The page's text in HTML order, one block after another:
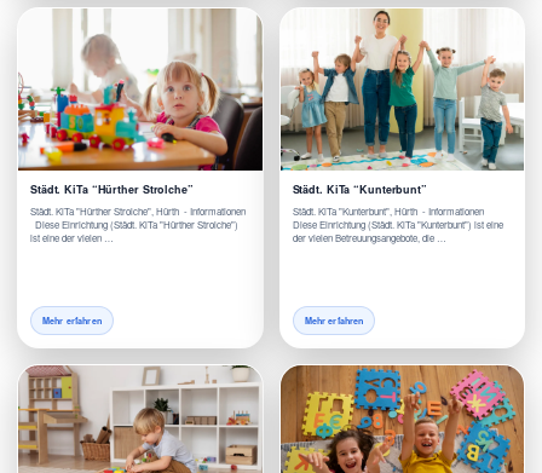
Städt. KiTa “Hürther Strolche”
Städt. KiTa "Hürther Strolche", Hürth - Informationen
Diese Einrichtung (Städt. KiTa "Hürther Strolche")
ist eine der vielen …
Mehr erfahren
Städt. KiTa “Kunterbunt”
Städt. KiTa "Kunterbunt", Hürth - Informationen
Diese Einrichtung (Städt. KiTa "Kunterbunt") ist eine
der vielen Betreuungsangebote, die …
Mehr erfahren